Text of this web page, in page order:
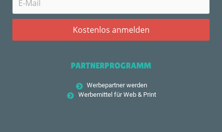
PARTNERPROGRAMM
Werbepartner werden
Werbemittel für Web & Print